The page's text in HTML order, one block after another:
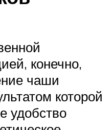
конечно,
чаши
которой
удобство